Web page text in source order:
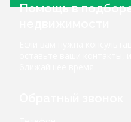
Помощь в